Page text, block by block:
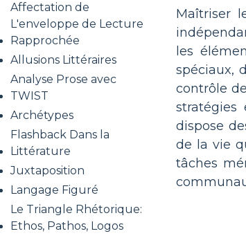
Affectation de
L'enveloppe de Lecture
Rapprochée
Allusions Littéraires
Analyse Prose avec
TWIST
Archétypes
Flashback Dans la
Littérature
Juxtaposition
Langage Figuré
Le Triangle Rhétorique:
Ethos, Pathos, Logos
Maîtriser
les
spéciaux,
contrôle
stratégies
dispose
de la vie
tâches